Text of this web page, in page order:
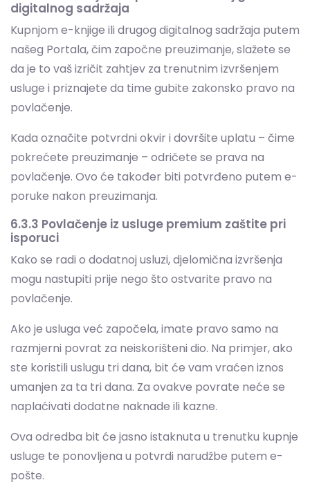
usluge i priznajete da time gubite zakonsko pravo na
povlačenje.
Kada označite potvrdni okvir i dovršite uplatu – čime
pokrećete preuzimanje – odričete se prava na
povlačenje. Ovo će također biti potvrđeno putem e-
poruke nakon preuzimanja.
6.3.3 Povlačenje iz usluge premium zaštite pri
isporuci
Kako se radi o dodatnoj usluzi, djelomična izvršenja
mogu nastupiti prije nego što ostvarite pravo na
povlačenje.
Ako je usluga već započela, imate pravo samo na
razmjerni povrat za neiskorišteni dio. Na primjer, ako
ste koristili uslugu tri dana, bit će vam vraćen iznos
umanjen za ta tri dana. Za ovakve povrate neće se
naplaćivati dodatne naknade ili kazne.
Ova odredba bit će jasno istaknuta u trenutku kupnje
usluge te ponovljena u potvrdi narudžbe putem e-
pošte.
Cablelinker Electronics Limited nudi zakonsko
jamstvo sukladnosti u skladu s važećim
zakonodavstvom. Osim toga, nudimo mogućnost